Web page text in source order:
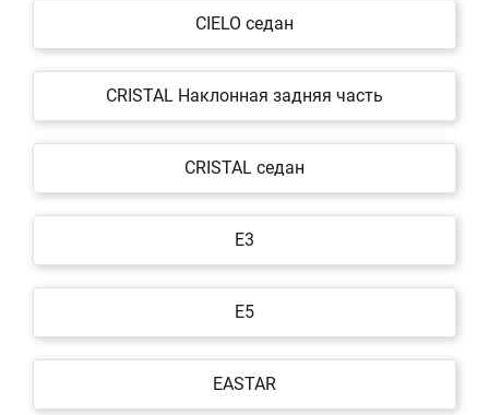
CIELO седан
CRISTAL Наклонная задняя часть
CRISTAL седан
E3
E5
EASTAR